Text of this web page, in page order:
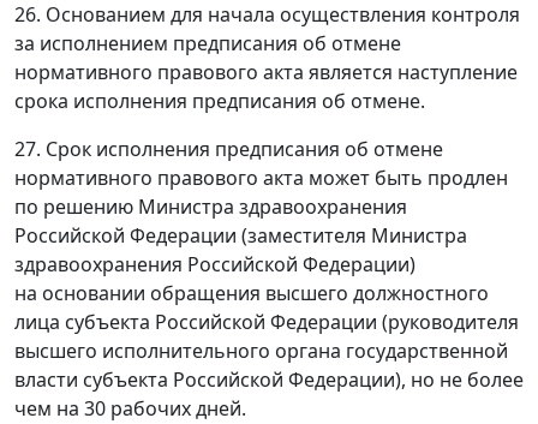
26. Основанием для начала осуществления контроля
за исполнением предписания об отмене
нормативного правового акта является наступление
срока исполнения предписания об отмене.
27. Срок исполнения предписания об отмене
нормативного правового акта может быть продлен
по решению Министра здравоохранения
Российской Федерации (заместителя Министра
здравоохранения Российской Федерации)
на основании обращения высшего должностного
лица субъекта Российской Федерации (руководителя
высшего исполнительного органа государственной
власти субъекта Российской Федерации), но не более
чем на 30 рабочих дней.